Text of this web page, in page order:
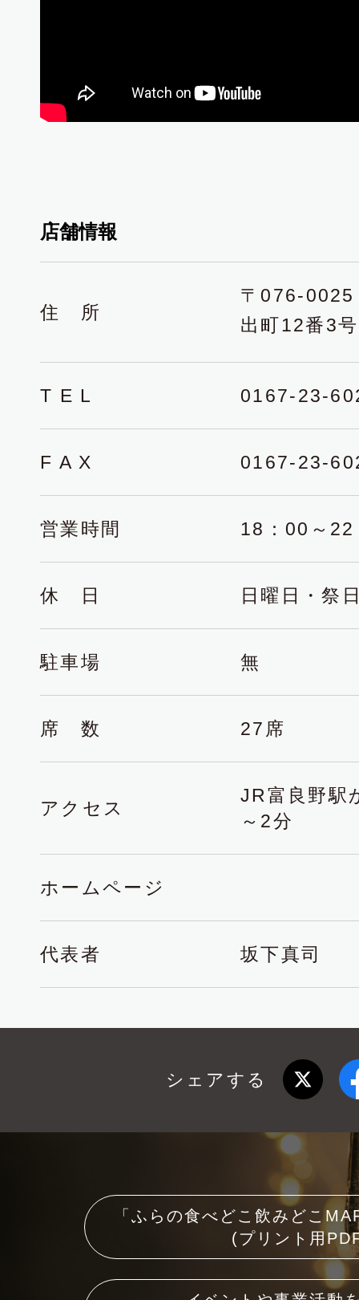
店舗情報
住 所
〒076-
出町12番3
T E L 0167-23-
F A X 0167-23-
営業時間 18：00～
休 日 日曜日・祭
駐車場 無
席 数 27席
アクセス
JR富良野駅
～2分
ホームページ
代表者 坂下真司
シェアする
「ふらの食べどこ飲みどこ
(プリント用